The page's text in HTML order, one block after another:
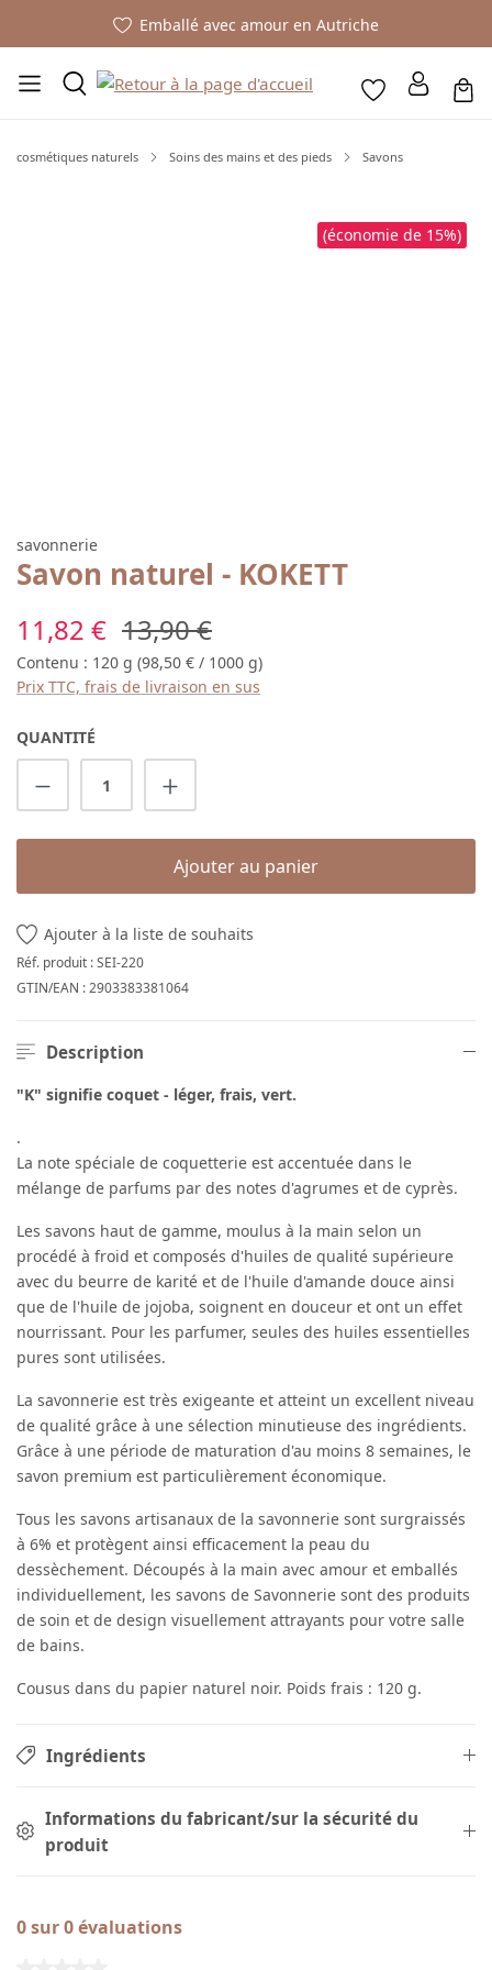
Emballé avec amour en Autriche
cosmétiques naturels Soins des mains et des pieds Savons
(économie de 15%)
savonnerie
Savon naturel - KOKETT
Prix de vente :
11,82 € Prix régulier :
13,90 €
Contenu : 120 g (98,50 € / 1000 g)
Prix TTC, frais de livraison en sus
QUANTITÉ
Quantité de produit : Entrez la quantité
Ajouter au panier
Ajouter à la liste de souhaits
Réf. produit :SEI-220
GTIN/EAN :2903383381064
Description
"K" signifie coquet - léger, frais, vert.
.
La note spéciale de coquetterie est accentuée dans le
mélange de parfums par des notes d'agrumes et de cyprès.
Les savons haut de gamme, moulus à la main selon un
procédé à froid et composés d'huiles de qualité supérieure
avec du beurre de karité et de l'huile d'amande douce ainsi
que de l'huile de jojoba, soignent en douceur et ont un effet
nourrissant. Pour les parfumer, seules des huiles essentielles
pures sont utilisées.
La savonnerie est très exigeante et atteint un excellent niveau
de qualité grâce à une sélection minutieuse des ingrédients.
Grâce à une période de maturation d'au moins 8 semaines, le
savon premium est particulièrement économique.
Tous les savons artisanaux de la savonnerie sont surgraissés
à 6% et protègent ainsi efficacement la peau du
dessèchement. Découpés à la main avec amour et emballés
individuellement, les savons de Savonnerie sont des produits
de soin et de design visuellement attrayants pour votre salle
de bains.
Cousus dans du papier naturel noir. Poids frais : 120 g.
Ingrédients
Informations du fabricant/sur la sécurité du
produit
0 sur 0 évaluations